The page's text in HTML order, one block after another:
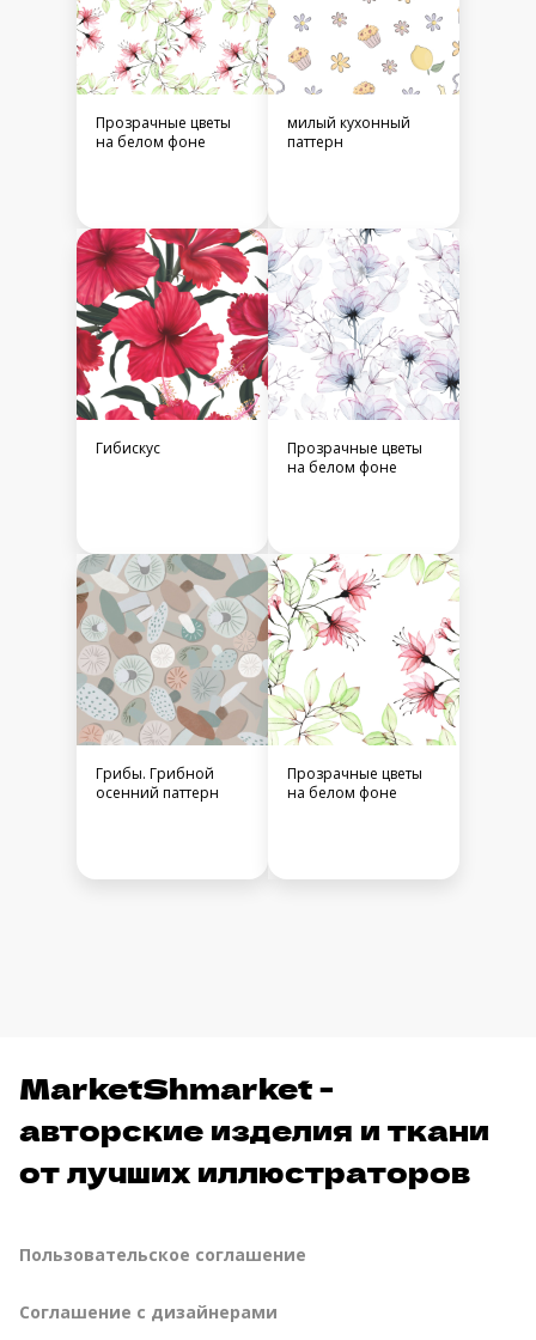
Прозрачные цветы
на белом фоне
милый кухонный
паттерн
Гибискус
Прозрачные цветы
на белом фоне
Грибы. Грибной
осенний паттерн
Прозрачные цветы
на белом фоне
MarketShmarket -
авторские изделия и ткани
от лучших иллюстраторов
Пользовательское соглашение
Соглашение с дизайнерами